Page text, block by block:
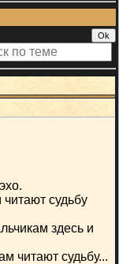
судьбу
здесь и
читают судьбу...